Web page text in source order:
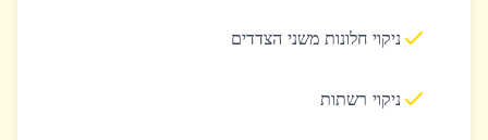
ניקוי חלונות משני הצדדים
ניקוי רשתות